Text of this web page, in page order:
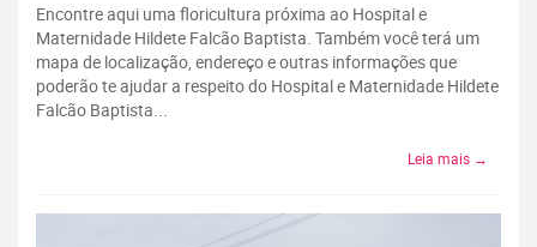
Encontre aqui uma floricultura próxima ao Hospital e
Maternidade Hildete Falcão Baptista. Também você terá um
mapa de localização, endereço e outras informações que
poderão te ajudar a respeito do Hospital e Maternidade Hildete
Falcão Baptista...
Leia mais →